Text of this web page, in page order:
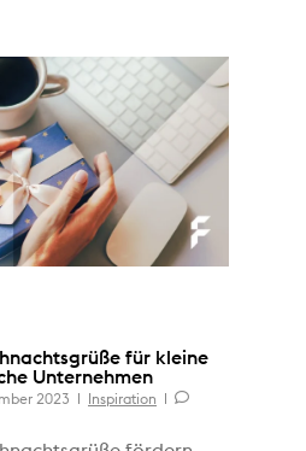
für kleine
Unternehmen
2023
Inspiration